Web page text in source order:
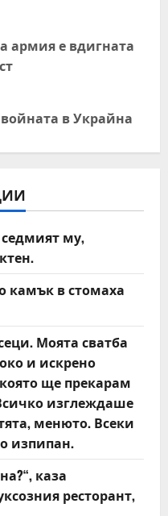
армия е вдигната
в Украйна
му,
камък в стомаха
Моята сватба
и искрено
ще прекарам
изглеждаше
менюто. Всеки
изпипан.
каза
ресторант,